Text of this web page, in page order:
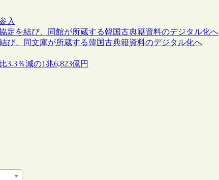
入
定を結び、同館が所蔵する韓国古典籍資料のデジタル化へ
び、同文庫が所蔵する韓国古典籍資料のデジタル化へ
3.3％減の1兆6,823億円